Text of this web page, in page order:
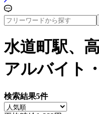
水道町駅、
アルバイト
検索結果5件